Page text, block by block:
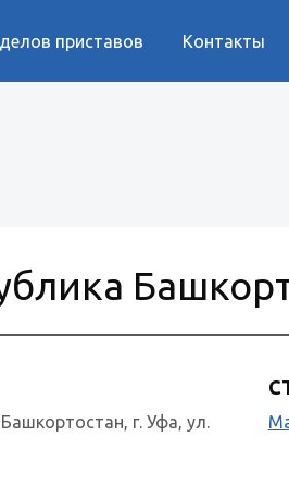
приставов Контакты
г. Уфа, ул.